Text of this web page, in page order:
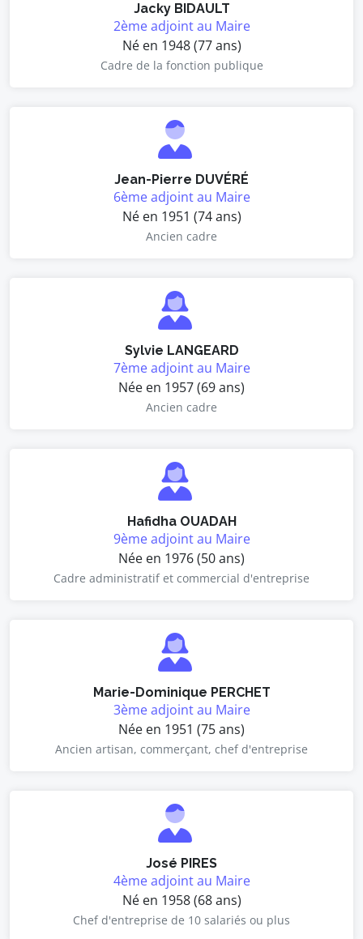
Jacky BIDAULT
2ème adjoint au Maire
Né en 1948 (77 ans)
Cadre de la fonction publique
Jean-Pierre DUVÉRÉ
6ème adjoint au Maire
Né en 1951 (74 ans)
Ancien cadre
Sylvie LANGEARD
7ème adjoint au Maire
Née en 1957 (69 ans)
Ancien cadre
Hafidha OUADAH
9ème adjoint au Maire
Née en 1976 (50 ans)
Cadre administratif et commercial d'entreprise
Marie-Dominique PERCHET
3ème adjoint au Maire
Née en 1951 (75 ans)
Ancien artisan, commerçant, chef d'entreprise
José PIRES
4ème adjoint au Maire
Né en 1958 (68 ans)
Chef d'entreprise de 10 salariés ou plus